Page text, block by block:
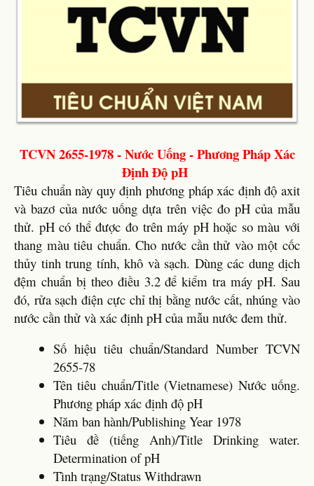
TCVN 2655-1978 - Nước Uống - Phương Pháp Xác
Định Độ pH
Tiêu chuẩn này quy định phương pháp xác định độ axit
và bazơ của nước uống dựa trên việc đo pH của mẫu
thử. pH có thể được đo trên máy pH hoặc so màu với
thang màu tiêu chuẩn. Cho nước cần thử vào một cốc
thủy tinh trung tính, khô và sạch. Dùng các dung dịch
đệm chuẩn bị theo điều 3.2 để kiểm tra máy pH. Sau
đó, rửa sạch điện cực chỉ thị bằng nước cất, nhúng vào
nước cần thử và xác định pH của mẫu nước đem thử.
Số hiệu tiêu chuẩn/Standard Number TCVN
2655-78
Tên tiêu chuẩn/Title (Vietnamese) Nước uống.
Phương pháp xác định độ pH
Năm ban hành/Publishing Year 1978
Tiêu đề (tiếng Anh)/Title Drinking water.
Determination of pH
Tình trạng/Status Withdrawn